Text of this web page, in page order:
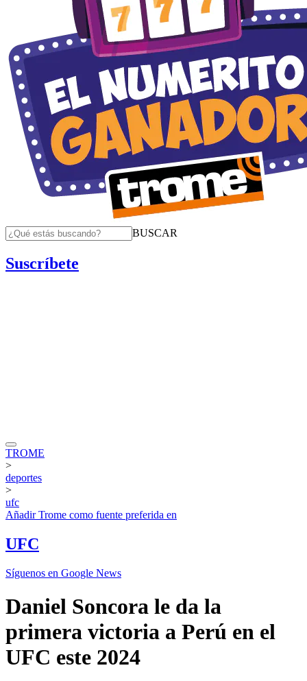
BUSCAR
Suscríbete
TROME
>
deportes
>
ufc
AñadirTrome como fuente preferida en
UFC
Síguenos en Google News
Daniel Soncora le da la
primera victoria a Perú en el
UFC este 2024